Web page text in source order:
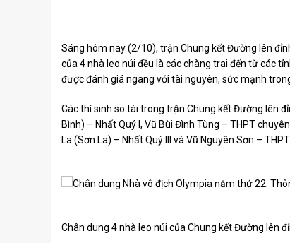
Sáng hôm nay (2/10), trận Chung kết Đường lên
của 4 nhà leo núi đều là các chàng trai đến từ các
được đánh giá ngang với tài nguyên, sức mạnh
Các thí sinh so tài trong trận Chung kết Đường lên
Bình) – Nhất Quý I, Vũ Bùi Đình Tùng – THPT
La (Sơn La) – Nhất Quý III và Vũ Nguyên Sơn –
Chân dung 4 nhà leo núi của Chung kết Đường lên